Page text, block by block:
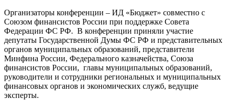
Организаторы конференции – ИД «Бюджет» совместно с
Союзом финансистов России при поддержке Совета
Федерации ФС РФ. В конференции приняли участие
депутаты Государственной Думы ФС РФ и представительных
органов муниципальных образований, представители
Минфина России, Федерального казначейства, Союза
финансистов России, главы муниципальных образований,
руководители и сотрудники региональных и муниципальных
финансовых органов и экономических служб, ведущие
эксперты.